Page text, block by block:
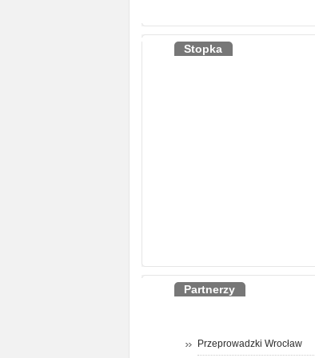
Stopka
Partnerzy
Przeprowadzki Wrocław